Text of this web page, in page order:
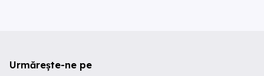
Urmărește-ne pe